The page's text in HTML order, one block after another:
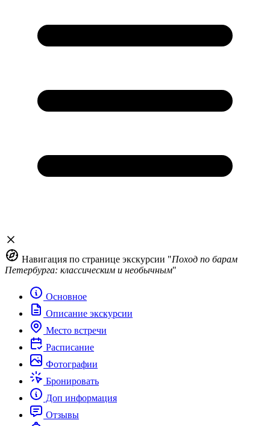
Навигация по странице экскурсии "Поход по барам
Петербурга: классическим и необычным"
Основное
Описание экскурсии
Место встречи
Расписание
Фотографии
Бронировать
Доп информация
Отзывы